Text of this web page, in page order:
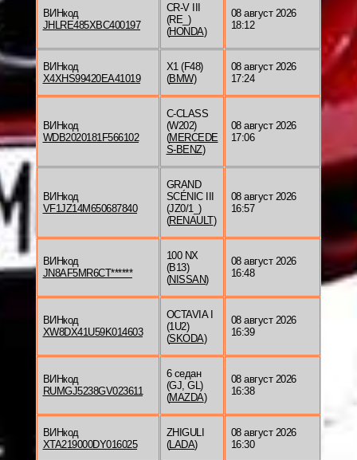
ВИНкод
JHLRE485XBC400197
CR-V III
(RE_)
(HONDA)
08 август 2026
18:12
ВИНкод
X4XHS99420EA41019
X1 (F48)
(BMW)
08 август 2026
17:24
ВИНкод
WDB2020181F566102
C-CLASS
(W202)
(MERCEDE
S-BENZ)
08 август 2026
17:06
ВИНкод
VF1JZ14M650687840
GRAND
SCÉNIC III
(JZ0/1_)
(RENAULT)
08 август 2026
16:57
ВИНкод
JN8AF5MR6CT******
100 NX
(B13)
(NISSAN)
08 август 2026
16:48
ВИНкод
XW8DX41U59K014603
OCTAVIA I
(1U2)
(SKODA)
08 август 2026
16:39
ВИНкод
RUMGJ5238GV023611
6 седан
(GJ, GL)
(MAZDA)
08 август 2026
16:38
ВИНкод
XTA219000DY016025
ZHIGULI
(LADA)
08 август 2026
16:30